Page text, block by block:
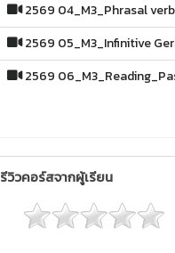
2569 04_M3_Phrasal
2569 05_M3_Infinitive
2569
รีวิวคอร์สจากผู้เรียน